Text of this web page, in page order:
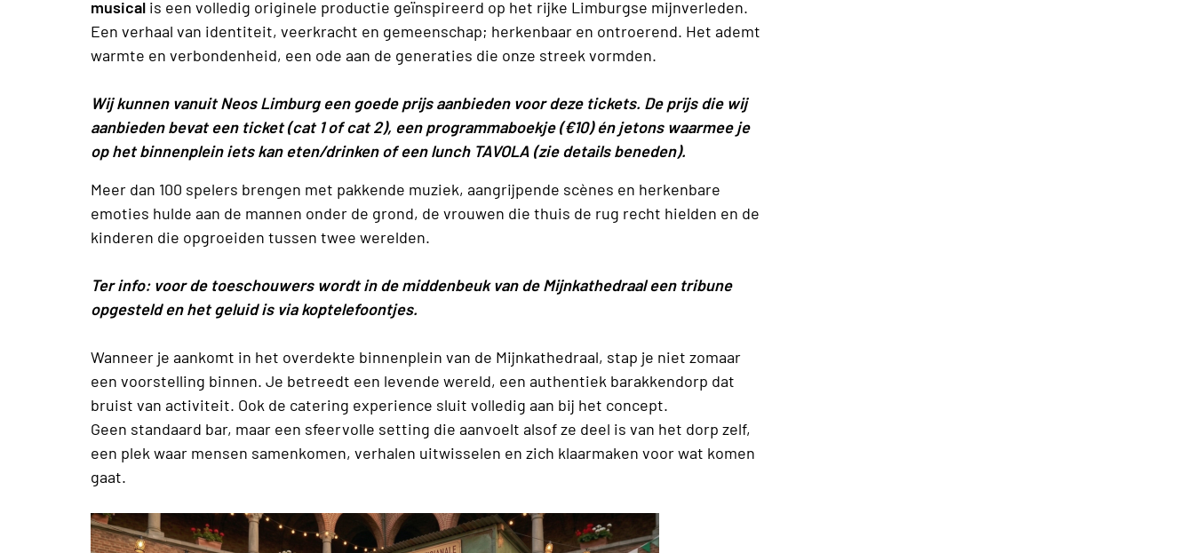
musical is een volledig originele productie geïnspireerd op het rijke Limburgse mijnverleden.
Een verhaal van identiteit, veerkracht en gemeenschap; herkenbaar en ontroerend. Het ademt
warmte en verbondenheid, een ode aan de generaties die onze streek vormden.
Wij kunnen vanuit Neos Limburg een goede prijs aanbieden voor deze tickets. De prijs die wij
aanbieden bevat een ticket (cat 1 of cat 2), een programmaboekje (€10) én jetons waarmee je
op het binnenplein iets kan eten/drinken of een lunch TAVOLA (zie details beneden).
Meer dan 100 spelers brengen met pakkende muziek, aangrijpende scènes en herkenbare
emoties hulde aan de mannen onder de grond, de vrouwen die thuis de rug recht hielden en de
kinderen die opgroeiden tussen twee werelden.
Ter info: voor de toeschouwers wordt in de middenbeuk van de Mijnkathedraal een tribune
opgesteld en het geluid is viakoptelefoontjes.
Wanneer je aankomt in het overdekte binnenplein van de Mijnkathedraal, stap je niet zomaar
een voorstelling binnen. Je betreedt een levende wereld, een authentiek barakkendorp dat
bruist van activiteit. Ook de catering experience sluit volledig aan bij het concept.
Geen standaard bar, maar een sfeervolle setting die aanvoelt alsof ze deel is van het dorp zelf,
een plek waar mensen samenkomen, verhalen uitwisselen en zich klaarmaken voor wat komen
gaat.